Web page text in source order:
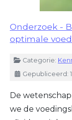
Onderzoek -
optimale
DetailsCategorie:
Gepubliceerd:
De
we de